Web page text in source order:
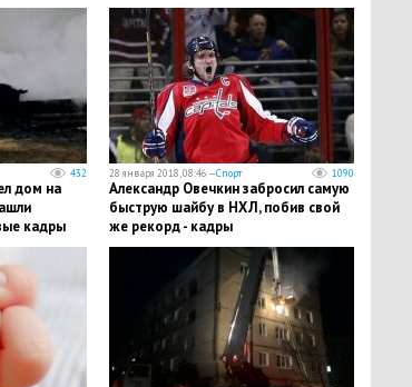
432
дом на
кадры
28 января 2018, 08:46 —Спорт 1090
Александр Овечкин забросил самую
быструю шайбу в НХЛ, побив свой
же рекорд - кадры